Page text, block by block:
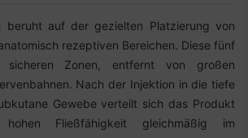
beruht auf der gezielten Platzierung von
rezeptiven Bereichen. Diese fünf
Zonen, entfernt von großen
Nach der Injektion in die tiefe
Gewebe verteilt sich das Produkt
Fließfähigkeit gleichmäßig im